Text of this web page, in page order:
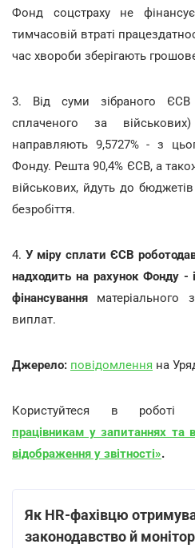
Фонд соцстраху не
тимчасовій втраті
час хвороби зберігають
3. Від суми зібраного
сплаченого за
направляють 9,5727% - з
Фонду. Решта 90,4% ЄСВ, а
військових, йдуть до
безробіття.
4. У міру сплати ЄСВ
надходить на рахунок Фонду -
фінансування матеріального
виплат.
Джерело: повідомлення на
Користуйтеся в роботі
працівникам у запитаннях та
відображення у звітності».
Як HR-фахівцю
законодавство й